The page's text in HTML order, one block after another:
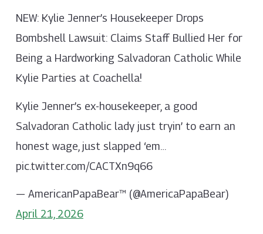
NEW: Kylie Jenner’s Housekeeper Drops
Bombshell Lawsuit: Claims Staff Bullied Her for
Being a Hardworking Salvadoran Catholic While
Kylie Parties at Coachella!
Kylie Jenner’s ex-housekeeper, a good
Salvadoran Catholic lady just tryin’ to earn an
honest wage, just slapped ‘em…
pic.twitter.com/CACTXn9q66
— AmericanPapaBear™ (@AmericaPapaBear)
April 21, 2026